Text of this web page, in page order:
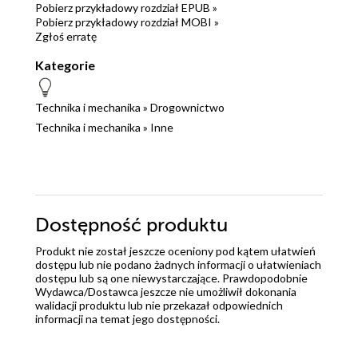
Pobierz przykładowy rozdział EPUB »
Pobierz przykładowy rozdział MOBI »
Zgłoś erratę
Kategorie
Technika i mechanika » Drogownictwo
Technika i mechanika » Inne
Dostępność produktu
Produkt nie został jeszcze oceniony pod kątem ułatwień
dostępu lub nie podano żadnych informacji o ułatwieniach
dostępu lub są one niewystarczające. Prawdopodobnie
Wydawca/Dostawca jeszcze nie umożliwił dokonania
walidacji produktu lub nie przekazał odpowiednich
informacji na temat jego dostępności.